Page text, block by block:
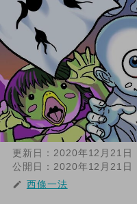
更新日： 2020年12月21日
公開日： 2020年12月21日
西條一法